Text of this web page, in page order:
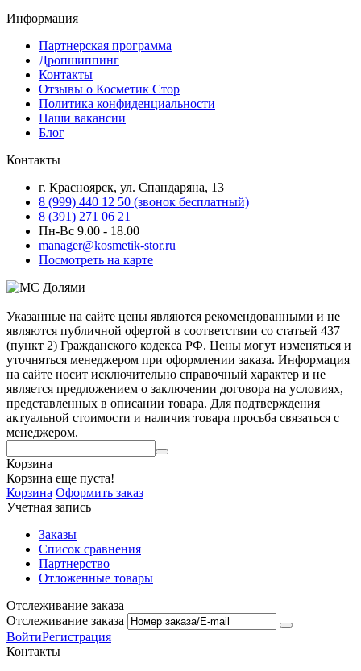
Информация
Партнерская программа
Дропшиппинг
Контакты
Отзывы о Косметик Стор
Политика конфиденциальности
Наши вакансии
Блог
Контакты
г. Красноярск, ул. Спандаряна, 13
8 (999) 440 12 50 (звонок бесплатный)
8 (391) 271 06 21
Пн-Вс 9.00 - 18.00
manager@kosmetik-stor.ru
Посмотреть на карте
Указанные на сайте цены являются рекомендованными и не
являются публичной офертой в соответствии со статьей 437
(пункт 2) Гражданского кодекса РФ. Цены могут изменяться и
уточняться менеджером при оформлении заказа. Информация
на сайте носит исключительно справочный характер и не
является предложением о заключении договора на условиях,
представленных в описании товара. Для подтверждения
актуальной стоимости и наличия товара просьба связаться с
менеджером.
Корзина
Корзина еще пуста!
Корзина Оформить заказ
Учетная запись
Заказы
Список сравнения
Партнерство
Отложенные товары
Отслеживание заказа
Отслеживание заказа
ВойтиРегистрация
Контакты